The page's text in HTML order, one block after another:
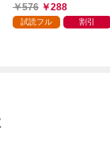
576 288
試読フル 割引